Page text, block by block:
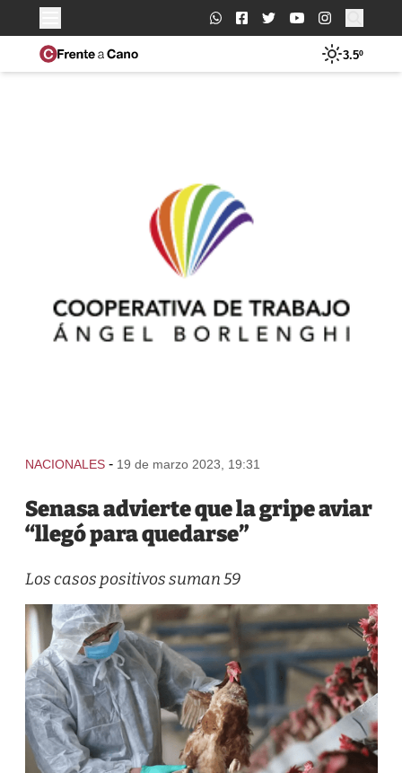
Buscar:
3.5º
NACIONALES - 19 de marzo 2023, 19:31
Senasa advierte que la gripe aviar
“llegó para quedarse”
Los casos positivos suman 59